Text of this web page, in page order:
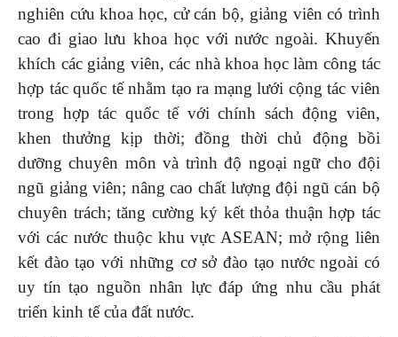
nghiên cứu khoa học, cử cán bộ, giảng viên có trình
cao đi giao lưu khoa học với nước ngoài. Khuyến
khích các giảng viên, các nhà khoa học làm công tác
hợp tác quốc tế nhằm tạo ra mạng lưới cộng tác viên
trong hợp tác quốc tế với chính sách động viên,
khen thưởng kịp thời; đồng thời chủ động bồi
dưỡng chuyên môn và trình độ ngoại ngữ cho đội
ngũ giảng viên; nâng cao chất lượng đội ngũ cán bộ
chuyên trách; tăng cường ký kết thỏa thuận hợp tác
với các nước thuộc khu vực ASEAN; mở rộng liên
kết đào tạo với những cơ sở đào tạo nước ngoài có
uy tín tạo nguồn nhân lực đáp ứng nhu cầu phát
triển kinh tế của đất nước.